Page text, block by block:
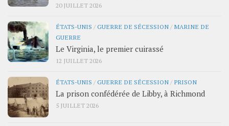
20 JUILLET 2026
ÉTATS-UNIS /GUERRE DE SÉCESSION / MARINE DE
GUERRE
Le Virginia, le premier cuirassé
12 JUILLET 2026
ÉTATS-UNIS /GUERRE DE SÉCESSION / PRISON
La prison confédérée de Libby, à Richmond
5 JUILLET 2026